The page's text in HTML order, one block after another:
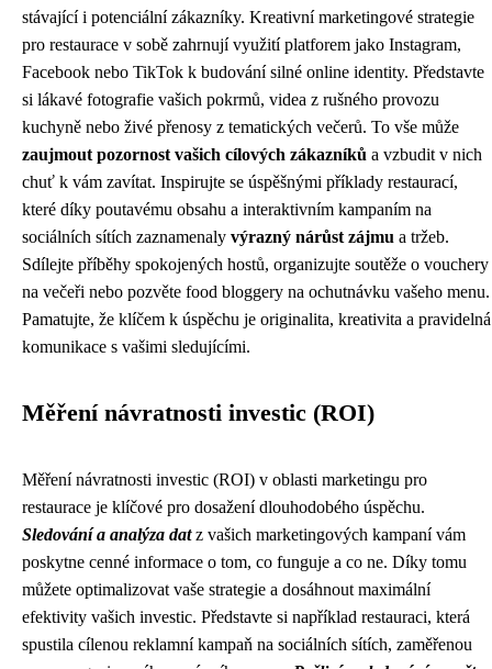
stávající i potenciální zákazníky. Kreativní marketingové strategie
pro restaurace v sobě zahrnují využití platforem jako Instagram,
Facebook nebo TikTok k budování silné online identity. Představte
si lákavé fotografie vašich pokrmů, videa z rušného provozu
kuchyně nebo živé přenosy z tematických večerů. To vše může
zaujmout pozornost vašich cílových zákazníků a vzbudit v nich
chuť k vám zavítat. Inspirujte se úspěšnými příklady restaurací,
které díky poutavému obsahu a interaktivním kampaním na
sociálních sítích zaznamenaly výrazný nárůst zájmu a tržeb.
Sdílejte příběhy spokojených hostů, organizujte soutěže o vouchery
na večeři nebo pozvěte food bloggery na ochutnávku vašeho menu.
Pamatujte, že klíčem k úspěchu je originalita, kreativita a pravidelná
komunikace s vašimi sledujícími.
Měření návratnosti investic (ROI)
Měření návratnosti investic (ROI) v oblasti marketingu pro
restaurace je klíčové pro dosažení dlouhodobého úspěchu.
Sledování a analýza datz vašich marketingových kampaní vám
poskytne cenné informace o tom, co funguje a co ne. Díky tomu
můžete optimalizovat vaše strategie a dosáhnout maximální
efektivity vašich investic. Představte si například restauraci, která
spustila cílenou reklamní kampaň na sociálních sítích, zaměřenou